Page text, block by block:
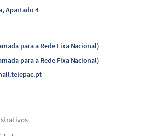
Apartado 4
para a Rede Fixa Nacional)
para a Rede Fixa Nacional)